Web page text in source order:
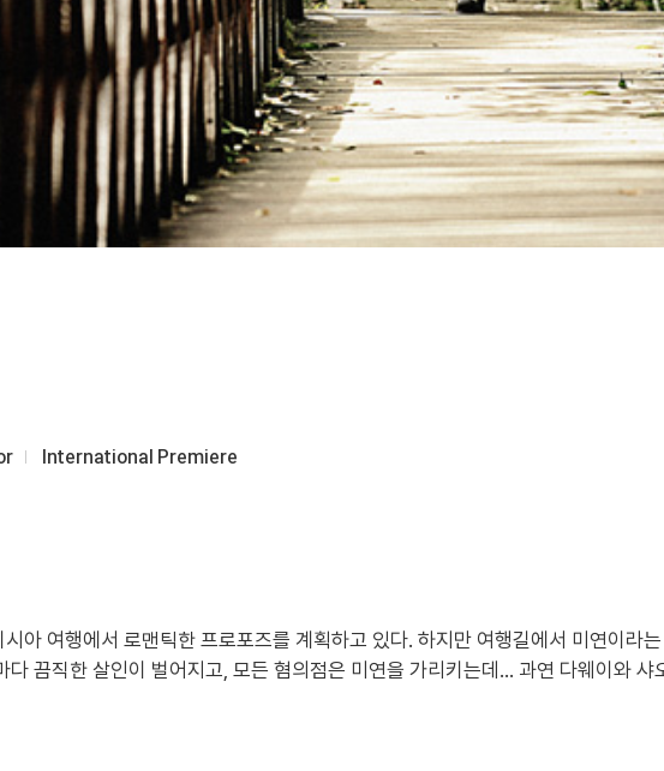
International Premiere
아 여행에서 로맨틱한 프로포즈를 계획하고 있다. 하지만 여행길에서 미연이라
끔직한 살인이 벌어지고, 모든 혐의점은 미연을 가리키는데… 과연 다웨이와